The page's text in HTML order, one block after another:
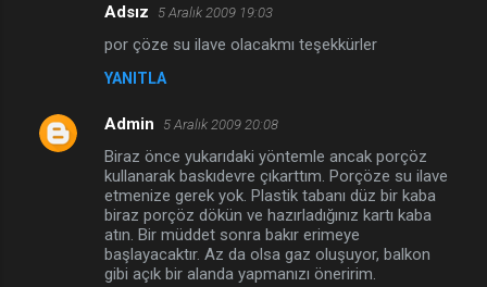
Adsız 5 Aralık 2009 19:03
por çöze su ilave olacakmı teşekkürler
YANITLA
Admin 5 Aralık 2009 20:08
Biraz önce yukarıdaki yöntemle ancak porçöz
kullanarak baskıdevre çıkarttım. Porçöze su ilave
etmenize gerek yok. Plastik tabanı düz bir kaba
biraz porçöz dökün ve hazırladığınız kartı kaba
atın. Bir müddet sonra bakır erimeye
başlayacaktır. Az da olsa gaz oluşuyor, balkon
gibi açık bir alanda yapmanızı öneririm.